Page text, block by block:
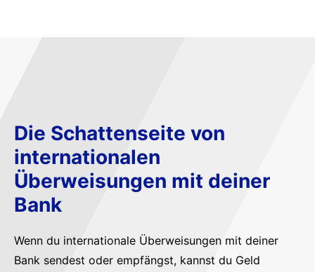
Die Schattenseite von
internationalen
Überweisungen mit deiner
Bank
Wenn du internationale Überweisungen mit deiner
Bank sendest oder empfängst, kannst du Geld